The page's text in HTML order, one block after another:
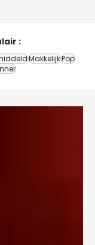
:
MakkelijkPop